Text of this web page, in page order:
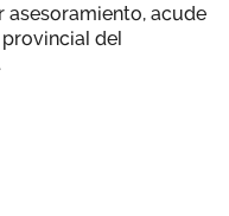
asesoramiento, acude
del